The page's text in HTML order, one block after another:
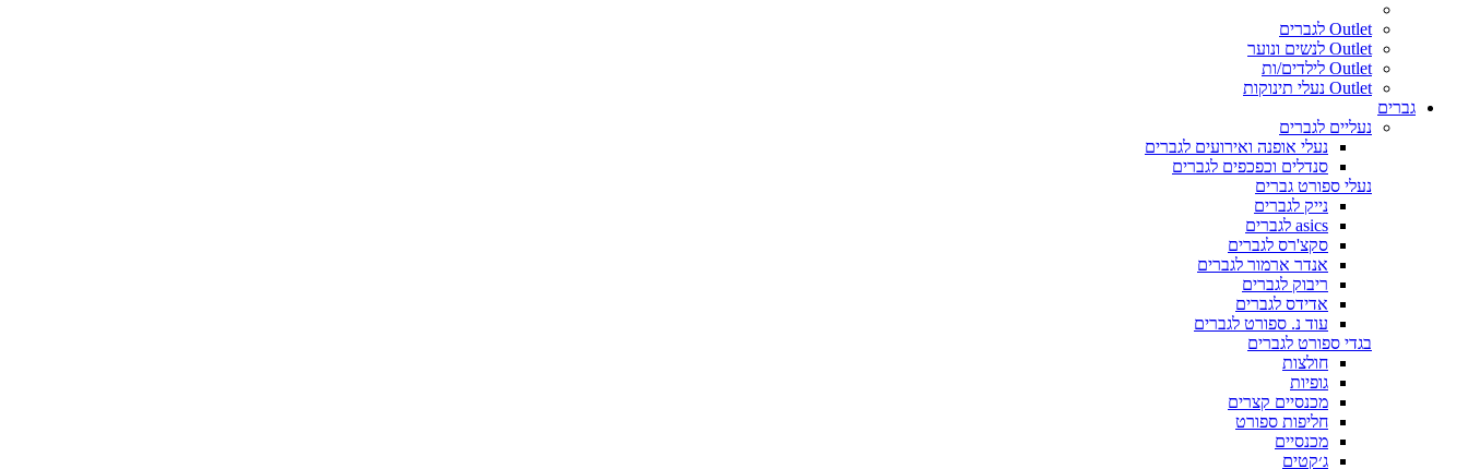
Outlet לגברים
Outlet לנשים ונוער
Outlet לילדים/ות
Outlet נעלי תינוקות
גברים
נעליים לגברים
נעלי אופנה ואירועים לגברים
סנדלים וכפכפים לגברים
נעלי ספורט גברים
נייק לגברים
asics לגברים
סקצ'רס לגברים
אנדר ארמור לגברים
ריבוק לגברים
אדידס לגברים
עוד נ. ספורט לגברים
בגדי ספורט לגברים
חולצות
גופיות
מכנסיים קצרים
חליפות ספורט
מכנסיים
ג׳קטים